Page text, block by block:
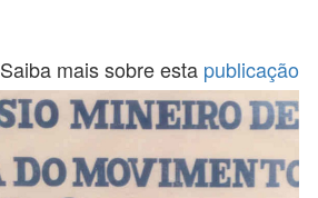
Saiba mais sobre esta publicação